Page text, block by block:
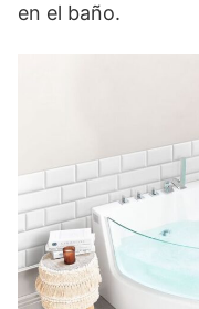
en el baño.